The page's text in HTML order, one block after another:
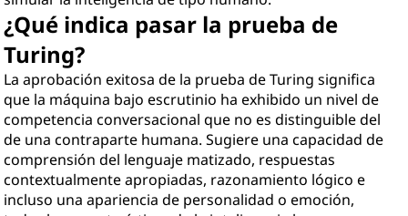
¿Qué indica pasar la prueba de
Turing?
La aprobación exitosa de la prueba de Turing significa
que la máquina bajo escrutinio ha exhibido un nivel de
competencia conversacional que no es distinguible del
de una contraparte humana. Sugiere una capacidad de
comprensión del lenguaje matizado, respuestas
contextualmente apropiadas, razonamiento lógico e
incluso una apariencia de personalidad o emoción,